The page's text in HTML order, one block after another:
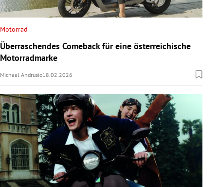
Motorrad
Überraschendes Comeback für eine österreichische
Motorradmarke
Michael Andrusio18.02.2026